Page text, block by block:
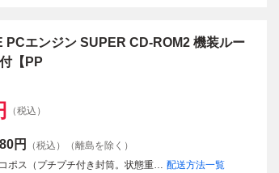
PCエンジン SUPER CD-ROM2 機装ルー
【PP
（税込）
円
（税込）（離島を除く）
ネコポス（プチプチ付き封筒。状態重視の方は宅急便をご選択ください。） 配送方法一覧